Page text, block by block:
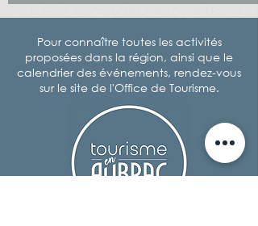
Pour connaître toutes les activités
proposées dans la région, ainsi que le
calendrier des événements, rendez-vous
sur le site de l'Office de Tourisme.